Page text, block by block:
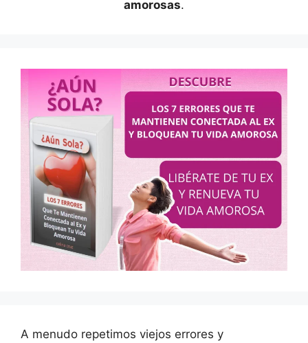
amorosas.
A menudo repetimos viejos errores y